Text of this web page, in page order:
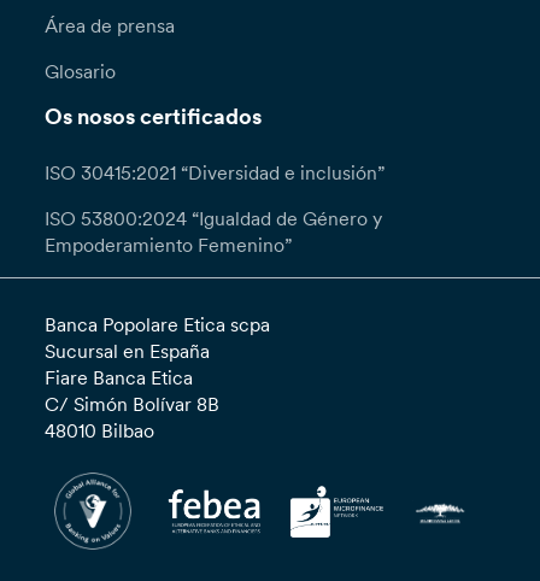
Área de prensa
Glosario
Os nosos certificados
ISO 30415:2021 “Diversidad e inclusión”
ISO 53800:2024 “Igualdad de Género y
Empoderamiento Femenino”
Banca Popolare Etica scpa
Sucursal en España
Fiare Banca Etica
C/ Simón Bolívar 8B
48010 Bilbao